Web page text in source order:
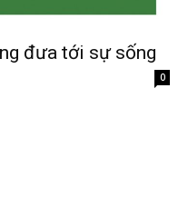
đưa tới sự sống
0